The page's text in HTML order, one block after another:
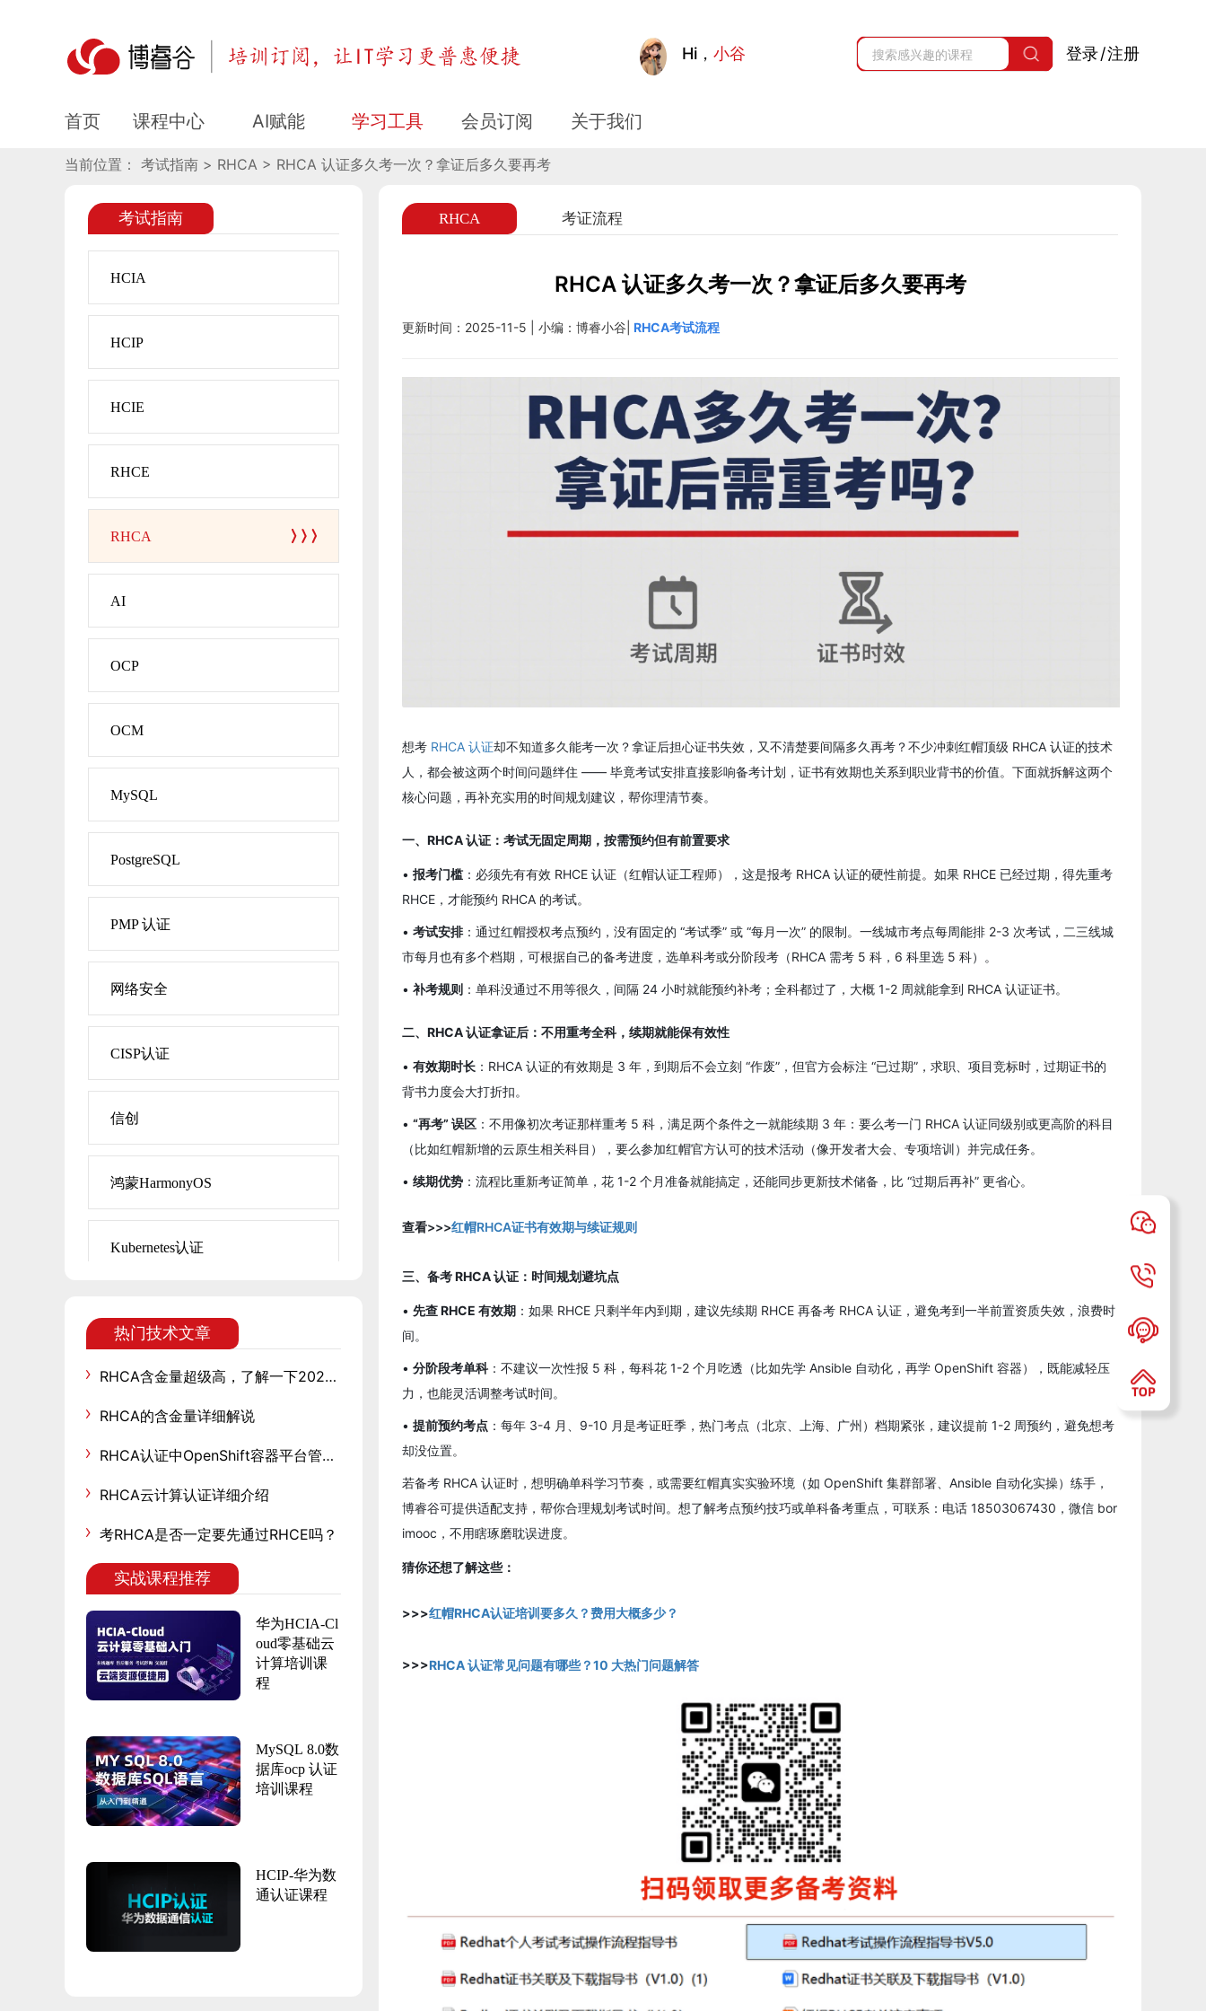
RHCA 认证多久考一次？拿证后多久要再考 Hi， 小谷 登录/注册
首页 课程中心 AI赋能 学习工具 会员订阅 关于我们
当前位置： 考试指南 > RHCA > RHCA 认证多久考一次？拿证后多久要再考
考试指南
HCIA
HCIP
HCIE
RHCE
RHCA
AI
OCP
OCM
MySQL
PostgreSQL
PMP 认证
网络安全
CISP认证
信创
鸿蒙HarmonyOS
Kubernetes认证
热门技术文章
RHCA含金量超级高，了解一下2025最新的考试费用
RHCA的含金量详细解说
RHCA认证中OpenShift容器平台管理和运维
RHCA云计算认证详细介绍
考RHCA是否一定要先通过RHCE吗？
实战课程推荐
华为HCIA-Cl
oud零基础云
计算培训课
程
MySQL 8.0数
据库ocp 认证
培训课程
HCIP-华为数
通认证课程
RHCA 考证流程
RHCA 认证多久考一次？拿证后多久要再考
更新时间：2025-11-5 | 小编：博睿小谷| RHCA考试流程
想考 RHCA 认证却不知道多久能考一次？拿证后担心证书失效，又不清楚要间隔多久再考？不少冲刺红帽顶级 RHCA 认证的技术
人，都会被这两个时间问题绊住 —— 毕竟考试安排直接影响备考计划，证书有效期也关系到职业背书的价值。下面就拆解这两个
核心问题，再补充实用的时间规划建议，帮你理清节奏。
一、RHCA 认证：考试无固定周期，按需预约但有前置要求​
• 报考门槛 ：必须先有有效 RHCE 认证（红帽认证工程师），这是报考 RHCA 认证的硬性前提。如果 RHCE 已经过期，得先重考
RHCE，才能预约 RHCA 的考试。
• 考试安排：通过红帽授权考点预约，没有固定的 “考试季” 或 “每月一次” 的限制。一线城市考点每周能排 2-3 次考试，二三线城
市每月也有多个档期，可根据自己的备考进度，选单科考或分阶段考（RHCA 需考 5 科，6 科里选 5 科）。
• 补考规则 ：单科没通过不用等很久，间隔 24 小时就能预约补考；全科都过了，大概 1-2 周就能拿到 RHCA 认证证书。
二、RHCA 认证拿证后：不用重考全科，续期就能保有效性
• 有效期时长 ：RHCA 认证的有效期是 3 年，到期后不会立刻 “作废”，但官方会标注 “已过期”，求职、项目竞标时，过期证书的
背书力度会大打折扣。
• “再考” 误区 ：不用像初次考证那样重考 5 科，满足两个条件之一就能续期 3 年：要么考一门 RHCA 认证同级别或更高阶的科目
（比如红帽新增的云原生相关科目），要么参加红帽官方认可的技术活动（像开发者大会、专项培训）并完成任务。
• 续期优势 ：流程比重新考证简单，花 1-2 个月准备就能搞定，还能同步更新技术储备，比 “过期后再补” 更省心。
查看>>>红帽RHCA证书有效期与续证规则
三、备考 RHCA 认证：时间规划避坑点
• 先查 RHCE 有效期 ：如果 RHCE 只剩半年内到期，建议先续期 RHCE 再备考 RHCA 认证，避免考到一半前置资质失效，浪费时
间。
• 分阶段考单科 ：不建议一次性报 5 科，每科花 1-2 个月吃透（比如先学 Ansible 自动化，再学 OpenShift 容器），既能减轻压
力，也能灵活调整考试时间。
• 提前预约考点 ：每年 3-4 月、9-10 月是考证旺季，热门考点（北京、上海、广州）档期紧张，建议提前 1-2 周预约，避免想考
却没位置。
若备考 RHCA 认证时，想明确单科学习节奏，或需要红帽真实实验环境（如 OpenShift 集群部署、Ansible 自动化实操）练手，
博睿谷可提供适配支持，帮你合理规划考试时间。想了解考点预约技巧或单科备考重点，可联系：电话 18503067430，微信 bor
imooc，不用瞎琢磨耽误进度。
猜你还想了解这些：
>>>红帽RHCA认证培训要多久？费用大概多少？
>>>RHCA 认证常见问题有哪些？10 大热门问题解答